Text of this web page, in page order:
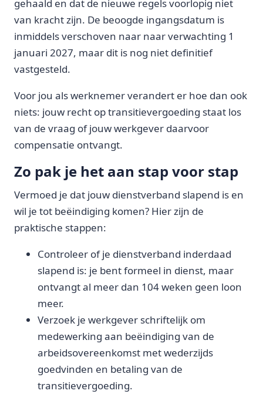
gehaald en dat de nieuwe regels voorlopig niet
van kracht zijn. De beoogde ingangsdatum is
inmiddels verschoven naar naar verwachting 1
januari 2027, maar dit is nog niet definitief
vastgesteld.
Voor jou als werknemer verandert er hoe dan ook
niets: jouw recht op transitievergoeding staat los
van de vraag of jouw werkgever daarvoor
compensatie ontvangt.
Zo pak je het aan stap voor stap
Vermoed je dat jouw dienstverband slapend is en
wil je tot beëindiging komen? Hier zijn de
praktische stappen:
Controleer of je dienstverband inderdaad
slapend is: je bent formeel in dienst, maar
ontvangt al meer dan 104 weken geen loon
meer.
Verzoek je werkgever schriftelijk om
medewerking aan beëindiging van de
arbeidsovereenkomst met wederzijds
goedvinden en betaling van de
transitievergoeding.